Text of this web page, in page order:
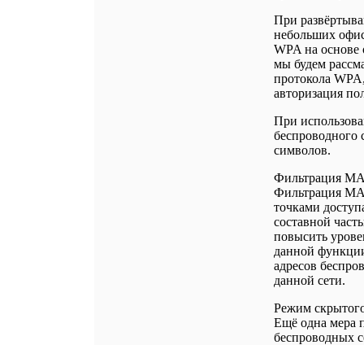
При
небольших
WPA на
мы будем
протокола
авторизация
При
беспроводного
символов.
Фильтрация
Фильтрация
точками
составной
повысить
данной
адресов
данной сети.
Режим
Ещё одна мера
беспроводных